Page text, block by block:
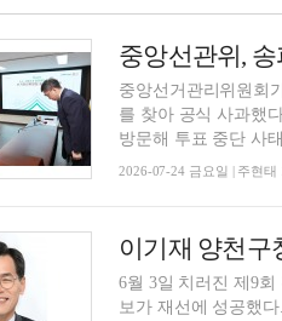
중앙선관위,
중앙선거관리위원회
를 찾아 공식 사과했
방문해 투표 중단 사
2026-07-24 금요일 | 주현태
6월 3일 치러진 제9
보가 재선에 성공했